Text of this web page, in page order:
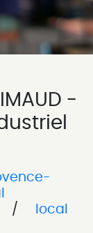
-
/
local